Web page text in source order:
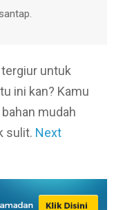
tergiur untuk
ini kan? Kamu
mudah
sulit. Next